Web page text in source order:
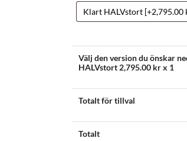
Välj den version du önskar
HALVstort 2,795.00kr x 1
Totalt för tillval
Totalt